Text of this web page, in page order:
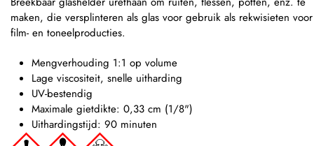
maken, die versplinteren als glas voor gebruik als rekwisieten voor
film- en toneelproducties.
Mengverhouding 1:1 op volume
Lage viscositeit, snelle uitharding
UV-bestendig
Maximale gietdikte: 0,33 cm (1/8")
Uithardingstijd: 90 minuten